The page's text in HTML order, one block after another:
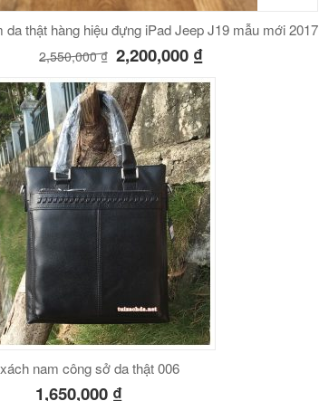
da thật hàng hiệu đựng iPad Jeep J19 mẫu mới 2017
2,550,000₫ 2,200,000 ₫
nam công sở da thật 006
1,650,000 ₫